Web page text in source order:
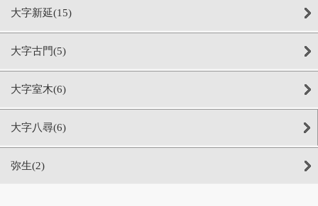
大字新延(15)
大字古門(5)
大字室木(6)
大字八尋(6)
弥生(2)